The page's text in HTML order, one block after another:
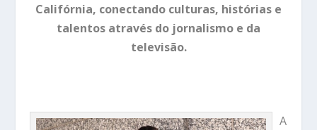
Califórnia, conectando culturas, histórias e
talentos através do jornalismo e da
televisão.
A